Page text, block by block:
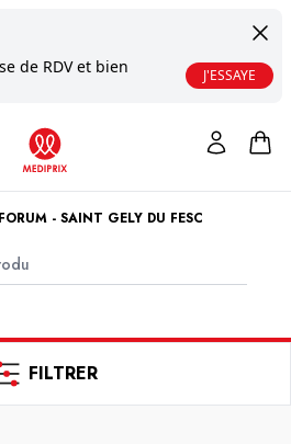
de RDV et bien
J'ESSAYE
- SAINT GELY DU FESC
FILTRER